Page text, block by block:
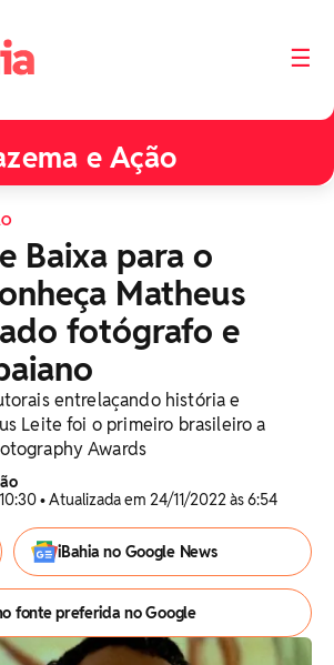
☰
e Ação
Baixa para o
Matheus
fotógrafo e
entrelaçando história e
Leite foi o primeiro brasileiro a
Awards
• Atualizada em 24/11/2022 às 6:54
iBahia no Google News
fonte preferida no Google